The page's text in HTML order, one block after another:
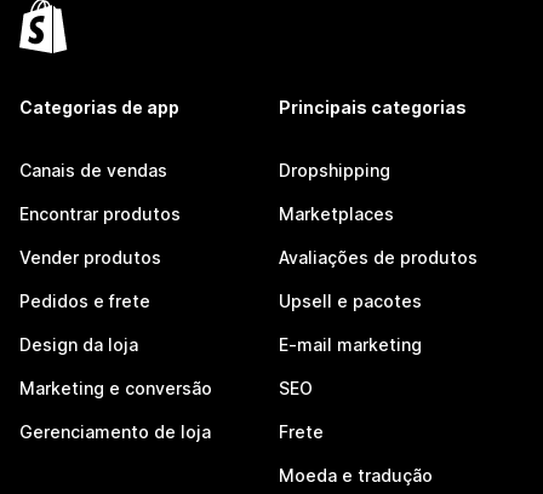
Categorias de app
Canais de vendas
Encontrar produtos
Vender produtos
Pedidos e frete
Design da loja
Marketing e conversão
Gerenciamento de loja
Principais categorias
Dropshipping
Marketplaces
Avaliações de produtos
Upsell e pacotes
E-mail marketing
SEO
Frete
Moeda e tradução